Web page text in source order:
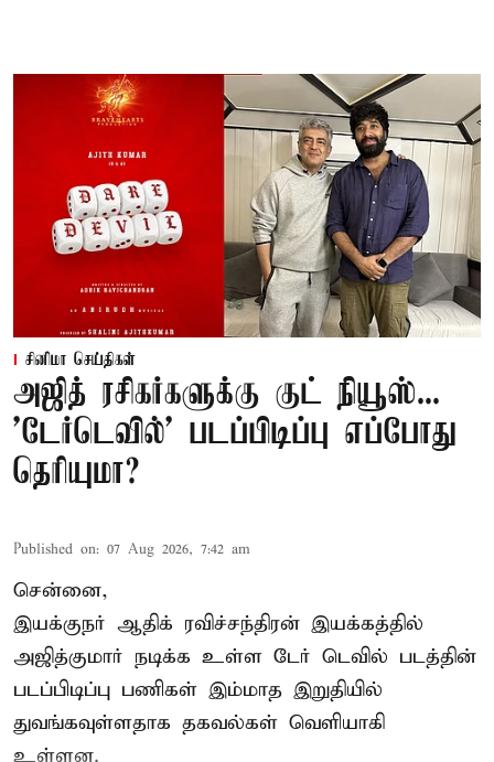
சினிமா செய்திகள்
அஜித் ரசிகர்களுக்கு குட் நியூஸ்...
'டேர்டெவில்' படப்பிடிப்பு எப்போது
தெரியுமா?
Published on: 07 Aug 2026, 7:42 am
சென்னை,
இயக்குநர் ஆதிக் ரவிச்சந்திரன் இயக்கத்தில்
அஜித்குமார் நடிக்க உள்ள டேர் டெவில் படத்தின்
படப்பிடிப்பு பணிகள் இம்மாத இறுதியில்
துவங்கவுள்ளதாக தகவல்கள் வெளியாகி
உள்ளன.